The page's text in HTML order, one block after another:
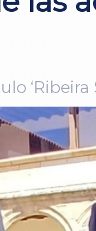
‘Ribeira